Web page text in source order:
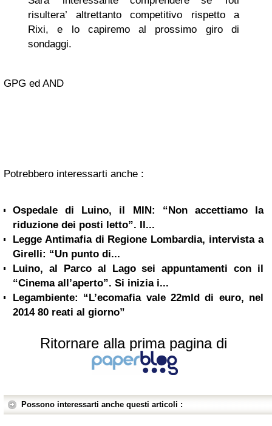
risultera’ altrettanto competitivo rispetto a
Rixi, e lo capiremo al prossimo giro di
sondaggi.
GPG ed AND
Potrebbero interessarti anche :
Ospedale di Luino, il MIN: “Non accettiamo la
riduzione dei posti letto”. Il...
Legge Antimafia di Regione Lombardia, intervista a
Girelli: “Un punto di...
Luino, al Parco al Lago sei appuntamenti con il
“Cinema all’aperto”. Si inizia i...
Legambiente: “L’ecomafia vale 22mld di euro, nel
2014 80 reati al giorno”
Ritornare alla prima pagina di
Possono interessarti anche questi articoli :